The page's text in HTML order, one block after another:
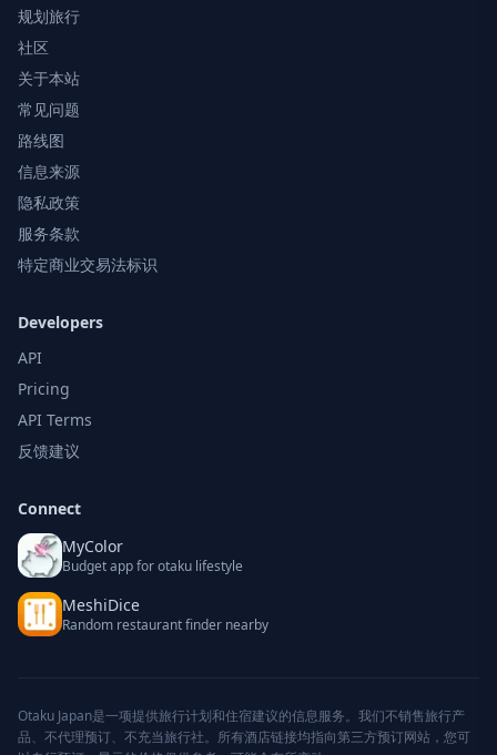
规划旅行
社区
关于本站
常见问题
路线图
信息来源
隐私政策
服务条款
特定商业交易法标识
Developers
API
Pricing
API Terms
反馈建议
Connect
MyColor
Budget app for otaku lifestyle
MeshiDice
Random restaurant finder nearby
Otaku Japan是一项提供旅行计划和住宿建议的信息服务。我们不销售旅行产
品、不代理预订、不充当旅行社。所有酒店链接均指向第三方预订网站，您可